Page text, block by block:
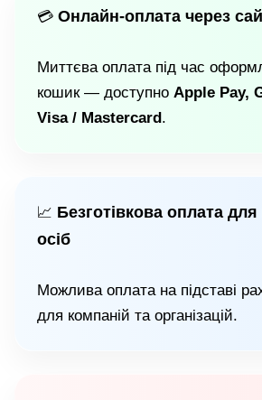
💳 Онлайн-оплата через
Миттєва оплата під час
кошик — доступно Apple Pay,
Visa / Mastercard .
📈 Безготівкова оплата
осіб
Можлива оплата на підставі
для компаній та організацій.